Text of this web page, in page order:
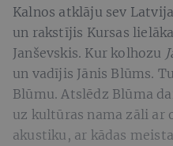
Kalnos atklāju sev
un rakstījis Kursas
Janševskis. Kur kolhozu
un vadījis Jānis Blūms.
Blūmu. Atslēdz Blūma
uz kultūras nama zāli ar
akustiku, ar kādas